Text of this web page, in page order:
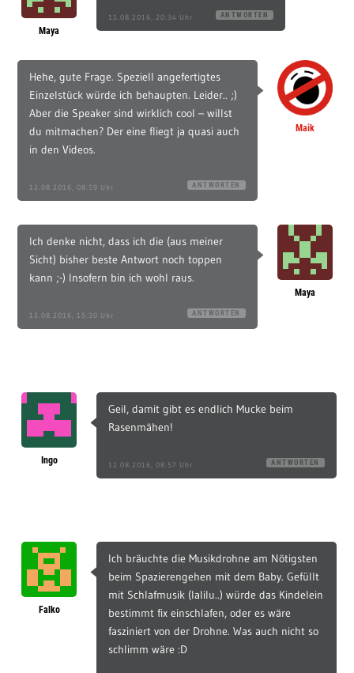
Maya
11.08.2016, 20:34 Uhr ANTWORTEN
Maik
Hehe, gute Frage. Speziell angefertigtes
Einzelstück würde ich behaupten. Leider.. ;)
Aber die Speaker sind wirklich cool – willst
du mitmachen? Der eine fliegt ja quasi auch
in den Videos.
12.08.2016, 08:59 Uhr ANTWORTEN
Maya
Ich denke nicht, dass ich die (aus meiner
Sicht) bisher beste Antwort noch toppen
kann ;-) Insofern bin ich wohl raus.
13.08.2016, 15:30 Uhr ANTWORTEN
Ingo
Geil, damit gibt es endlich Mucke beim
Rasenmähen!
12.08.2016, 08:57 Uhr ANTWORTEN
Falko
Ich bräuchte die Musikdrohne am Nötigsten
beim Spazierengehen mit dem Baby. Gefüllt
mit Schlafmusik (lalilu..) würde das Kindelein
bestimmt fix einschlafen, oder es wäre
fasziniert von der Drohne. Was auch nicht so
schlimm wäre :D